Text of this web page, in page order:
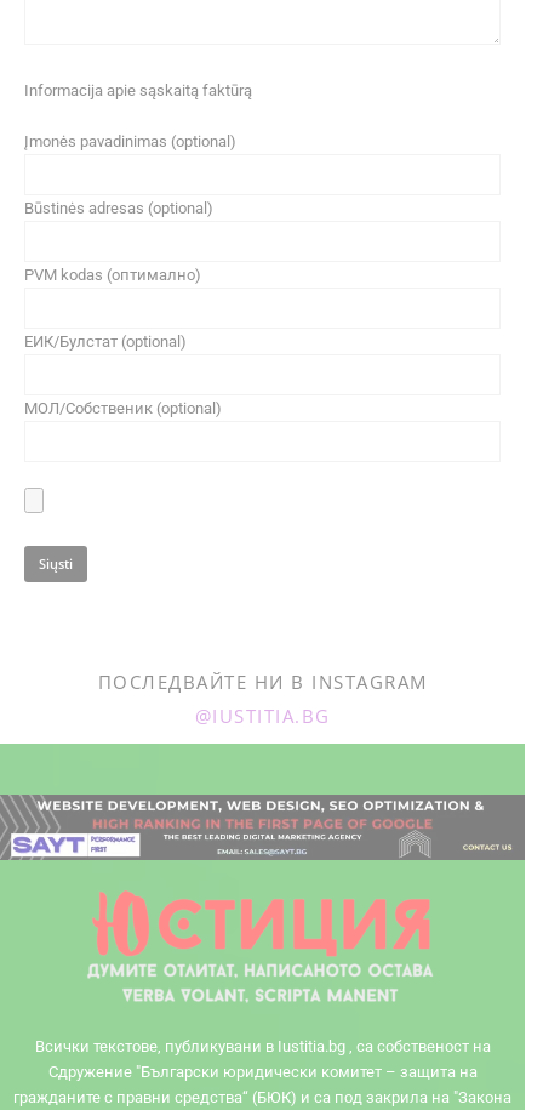
Informacija apie sąskaitą faktūrą
Įmonės pavadinimas (optional)
Būstinės adresas (optional)
PVM kodas (оптимално)
ЕИК/Булстат (optional)
МОЛ/Собственик (optional)
ПОСЛЕДВАЙТЕ НИ В INSTAGRAM
@IUSTITIA.BG
Всички текстове, публикувани в Iustitia.bg , са собственост на
Сдружение "Български юридически комитет – защита на
гражданите с правни средства“ (БЮК) и са под закрила на "Закона